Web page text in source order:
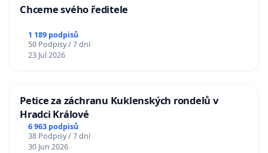
Chceme svého ředitele
1 189 podpisů
50 Podpisy / 7 dní
23 Jul 2026
Petice za záchranu Kuklenských rondelů v
Hradci Králové
6 963 podpisů
38 Podpisy / 7 dní
30 Jun 2026